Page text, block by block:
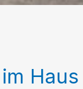
Haus